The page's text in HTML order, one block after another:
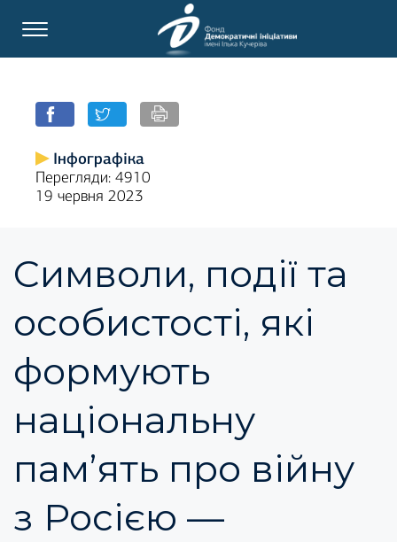
Інфографіка
Перегляди: 4910
19 червня 2023
Символи, події та
особистості, які
формують
національну
пам’ять про війну
з Росією —